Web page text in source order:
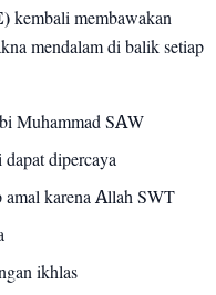
kembali membawakan
mendalam di balik setiap
Muhammad SAW
dipercaya
amal karena Allah SWT
ikhlas